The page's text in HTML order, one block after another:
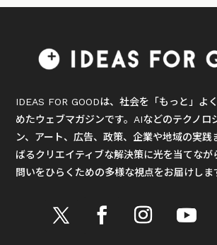
IDEAS FOR GOODは、社会を「もっと」よ
めたウェブマガジンです。AIなどのテクノロ
ン、アート、広告、政策、企業や地域の実践
ばるクリエイティブな解決策に光を当てなが
問いをひらくための多様な視点をお届けしま